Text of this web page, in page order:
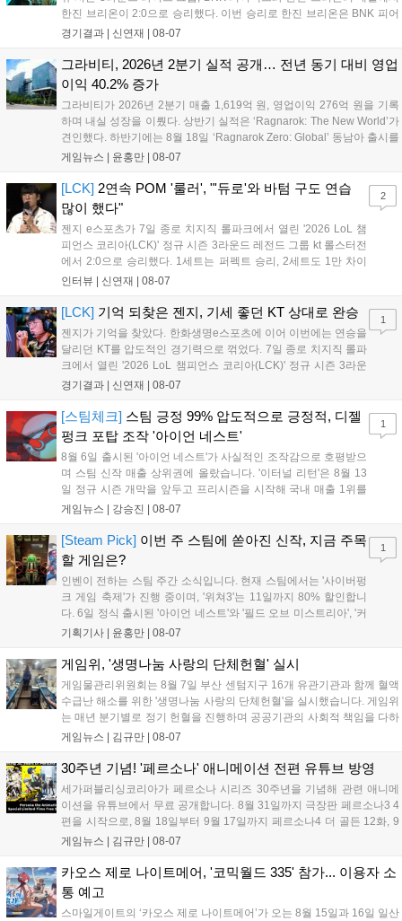
한진 브리온이 2:0으로 승리했다. 이번 승리로 한진 브리온은 BNK 피어
엑스를 제치고 라이즈 그룹 1위로 올라섰다. 1세트, 한진 브리온이 '로머'
경기결과 | 신연재 08-07
그라비티, 2026년 2분기 실적 공개… 전년 동기 대비 영업
이익 40.2% 증가
그라비티가 2026년 2분기 매출 1,619억 원, 영업이익 276억 원을 기록
하며 내실 성장을 이뤘다. 상반기 실적은 ‘Ragnarok: The New World’가
견인했다. 하반기에는 8월 18일 ‘Ragnarok Zero: Global’ 동남아 출시를
시작으로 9월 3일 ‘달려라 헤베레케 EX’, 9월 22일 ‘갈바테인’ 등 다양한
이’ 출시가 예정돼 있으며, 2027년에는 ‘Ragnarok 3’ 등 대작을 글로벌
출시할 계획이다. 그라비티는 조인트벤처 설립과 라그나로크 에코 시스
템 구축을 통해 신성장 동력을 확보할 방침이다....
게임뉴스 | 윤홍만 08-07
[LCK] 2연속 POM '룰러', "'듀로'와 바텀 구도 연습
많이 했다"
젠지 e스포츠가 7일 종로 치지직 롤파크에서 열린 '2026 LoL 챔
피언스 코리아(LCK)' 정규 시즌 3라운드 레전드 그룹 kt 롤스터전
에서 2:0으로 승리했다. 1세트는 퍼펙트 승리, 2세트도 1만 차이
를 벌리며 25분 만에 승리하면서 말 그대로 압도적인 경기력을 선
하며 POM에 선정됐...
인터뷰 | 신연재 08-07
2
[LCK] 기억 되찾은 젠지, 기세 좋던 KT 상대로 완승
젠지가 기억을 찾았다. 한화생명e스포츠에 이어 이번에는 연승을
달리던 KT를 압도적인 경기력으로 꺾었다. 7일 종로 치지직 롤파
크에서 열린 '2026 LoL 챔피언스 코리아(LCK)' 정규 시즌 3라운
드 레전드 그룹, kt 롤스터와 젠지 e스포츠의 대결에서 젠지가 압
기억을 되찾기라도 한 듯 1,...
경기결과 | 신연재 08-07
1
[스팀체크] 스팀 긍정 99% 압도적으로 긍정적, 디젤
펑크 포탑 조작 '아이언 네스트'
8월 6일 출시된 '아이언 네스트'가 사실적인 조작감으로 호평받으
며 스팀 신작 매출 상위권에 올랐습니다. '이터널 리턴'은 8월 13
일 정규 시즌 개막을 앞두고 프리시즌을 시작해 국내 매출 1위를
기록했습니다. 25주년을 맞은 '고스트 리콘' 시리즈는 8월 6일 쇼
'마블 투혼: 파이팅 소울즈'와 레트로 수리 시뮬레이션 '리스토
리'도 스팀에 정식 출시되었습니다....
게임뉴스 | 강승진 08-07
1
[Steam Pick] 이번 주 스팀에 쏟아진 신작, 지금 주목
할 게임은?
인벤이 전하는 스팀 주간 소식입니다. 현재 스팀에서는 '사이버펑
크 게임 축제'가 진행 중이며, '위쳐3'는 11일까지 80% 할인합니
다. 6일 정식 출시된 '아이언 네스트'와 '필드 오브 미스트리아', '커
세어 코브'가 호평받고 있습니다. 한편, 7일 출시된 '마블 투혼'은
다. 유비소프트의 '고스트리콘: 와일드랜드'는 7년 만의 대규모 업
데이트 '라스트 라이츠'와 함께 95% 할인 중입니다....
기획기사 | 윤홍만 08-07
1
게임위, '생명나눔 사랑의 단체헌혈' 실시
게임물관리위원회는 8월 7일 부산 센텀지구 16개 유관기관과 함께 혈액
수급난 해소를 위한 '생명나눔 사랑의 단체헌혈'을 실시했습니다. 게임위
는 매년 분기별로 정기 헌혈을 진행하며 공공기관의 사회적 책임을 다하
고 있으며, 이번 행사에는 영화진흥위원회 등 14개 기관 임직원이 동참
따뜻한 실천에 참여한 모든 임직원에게 감사의 뜻을 전하며 헌혈 문화
확산에 앞장섰습니다....
게임뉴스 | 김규만 08-07
30주년 기념! '페르소나' 애니메이션 전편 유튜브 방영
세가퍼블리싱코리아가 페르소나 시리즈 30주년을 기념해 관련 애니메
이션을 유튜브에서 무료 공개합니다. 8월 31일까지 극장판 페르소나3 4
편을 시작으로, 8월 18일부터 9월 17일까지 페르소나4 더 골든 12화, 9
월 15일부터 10월 14일까지 페르소나5 시리즈가 순차 공개됩니다. 또한
영상 및 대형 전광판에 소개될 예정입니다....
게임뉴스 | 김규만 08-07
카오스 제로 나이트메어, '코믹월드 335' 참가... 이용자 소
통 예고
스마일게이트의 ‘카오스 제로 나이트메어’가 오는 8월 15일과 16일 일산